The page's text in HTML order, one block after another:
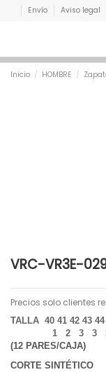
Envío Aviso legal
Inicio HOMBRE
VRC-VR3E-
Precios solo clientes
TALLA 40 41 42 43 44
1 2 3 3 2 1
(12 PARES/CAJA)
CORTE SINTÉTICO